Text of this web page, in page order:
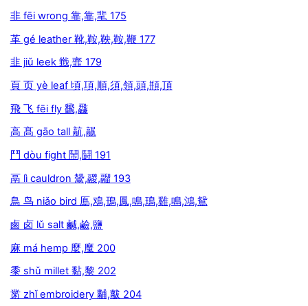
非 fēi wrong 靠,靠,靟 175
革 gé leather 靴,鞍,鞅,鞍,鞭 177
韭 jiǔ leek 韱,韲 179
頁 页 yè leaf 頃,項,順,須,領,頭,頩,頂
飛 飞 fēi fly 飜,飝
高 髙 gāo tall 髚,髛
鬥 dòu fight 鬧,鬪 191
鬲 lì cauldron 鬶,鬷,鬸 193
鳥 鸟 niǎo bird 鳫,鳮,鳱,鳳,鳴,鳿,雞,鳴,鴻,鴛
鹵 卤 lǔ salt 鹹,鹼,鹽
麻 má hemp 麼,魔 200
黍 shǔ millet 黏,黎 202
黹 zhǐ embroidery 黼,黻 204